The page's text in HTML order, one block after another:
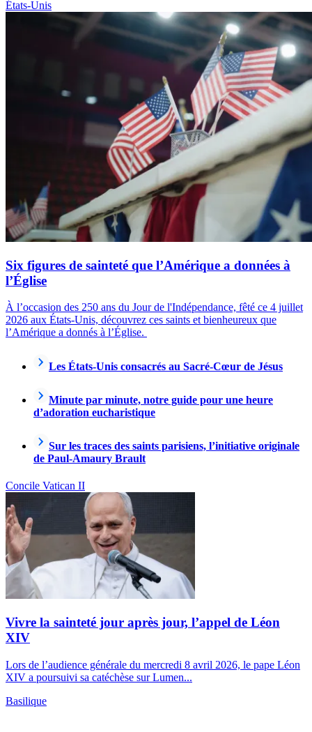
États-Unis
Six figures de sainteté que l’Amérique a données à
l’Église
À l’occasion des 250 ans du Jour de l'Indépendance, fêté ce 4 juillet
2026 aux États-Unis, découvrez ces saints et bienheureux que
l’Amérique a donnés à l’Église.
Les États-Unis consacrés au Sacré-Cœur de Jésus
Minute par minute, notre guide pour une heure
d’adoration eucharistique
Sur les traces des saints parisiens, l’initiative originale
de Paul-Amaury Brault
Concile Vatican II
Vivre la sainteté jour après jour, l’appel de Léon
XIV
Lors de l’audience générale du mercredi 8 avril 2026, le pape Léon
XIV a poursuivi sa catéchèse sur Lumen...
Basilique